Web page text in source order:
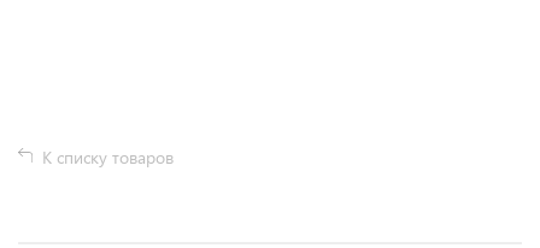
К списку товаров